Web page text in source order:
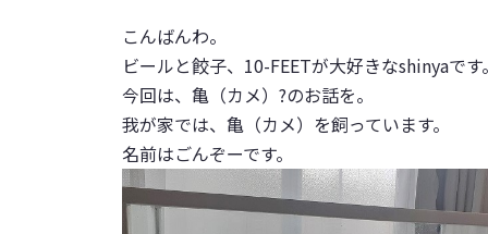
こんばんわ。
ビールと餃子、10-FEETが大好きなshinyaです
今回は、亀（カメ）?のお話を。
我が家では、亀（カメ）を飼っています。
名前はごんぞーです。